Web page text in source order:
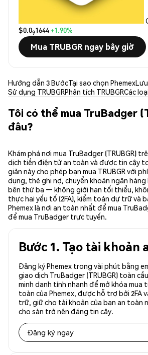
$0.091644+1.90%
Mua TRUBGR ngay bây giờ
Hướng dẫn 3 BướcTại sao chọn Phemex
Sử dụng TRUBGRPhân tích TRUBGRCác
Tôi có thể mua TruBadger
đâu?
Khám phá nơi mua TruBadger (TRUBGR)
dịch tiền điện tử an toàn và được tin cậy
giản này cho phép bạn mua TRUBGR với
dụng, thẻ ghi nợ, chuyển khoản ngân hàng
bên thứ ba — không giới hạn tối thiểu,
thực hai yếu tố (2FA), kiểm toán dự trữ và
Phemex là nơi an toàn nhất để mua
để mua TruBadger trực tuyến.
Bước 1. Tạo tài khoản
Đăng ký Phemex trong vài phút bằng
giao dịch TruBadger (TRUBGR) toàn
minh danh tính nhanh để mở khóa mua
toàn của Phemex, được hỗ trợ bởi 2FA
trữ, giữ cho tài khoản của bạn an toàn
cho sàn trở nên đáng tin cậy.
Đăng ký ngay